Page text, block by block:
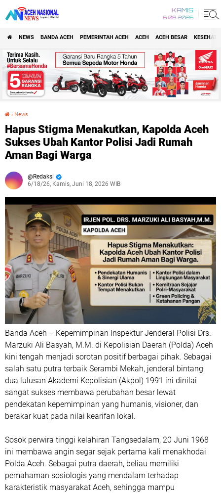
KAMIS
6 08 2026
NEWS BANDA ACEH PEMERINTAH ACEH ACEH ACEH BESAR
› News
Hapus Stigma Menakutkan, Kapolda Aceh
Sukses Ubah Kantor Polisi Jadi Rumah
Aman Bagi Warga
Redaksi
6/18/26, Kamis, Juni 18, 2026 WIB
Banda Aceh – Kepemimpinan Inspektur Jenderal Polisi Drs.
Marzuki Ali Basyah, M.M. di Kepolisian Daerah (Polda) Aceh
kini tengah menjadi sorotan positif berbagai pihak. Sebagai
salah satu putra terbaik Serambi Mekah, jenderal bintang
dua lulusan Akademi Kepolisian (Akpol) 1991 ini dinilai
sangat sukses membawa perubahan besar lewat
pendekatan kepemimpinan yang humanis, visioner, dan
berakar kuat pada nilai kearifan lokal.
​Sosok perwira tinggi kelahiran Tangsedalam, 20 Juni 1968
ini membawa angin segar sejak pertama kali menakhodai
Polda Aceh. Sebagai putra daerah, beliau memiliki
pemahaman sosiologis yang mendalam terhadap
karakteristik masyarakat Aceh, sehingga mampu